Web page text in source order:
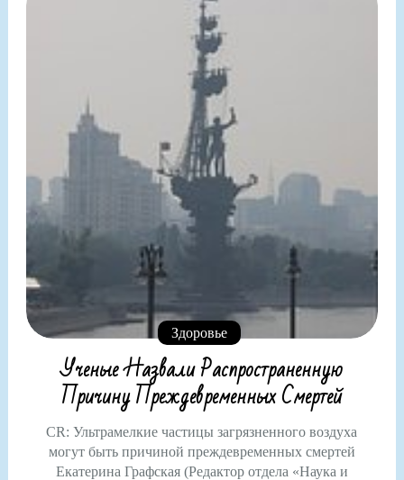
Здоровье
Ученые Назвали Распространенную
Причину Преждевременных Смертей
CR: Ультрамелкие частицы загрязненного воздуха
могут быть причиной преждевременных смертей
Екатерина Графская (Редактор отдела «Наука и